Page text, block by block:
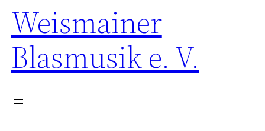
Weismainer
Blasmusik e. V.